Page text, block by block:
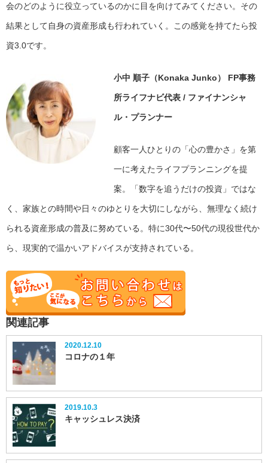
会のどのように役立っているのかに目を向けてみてください。その
結果として自身の資産形成も行われていく。この感覚を持てたら投
資3.0です。
小中 順子（Konaka Junko） FP事務
所ライフナビ代表 / ファイナンシャ
ル・プランナー
顧客一人ひとりの「心の豊かさ」を第
一に考えたライフプランニングを提
案。「数字を追うだけの投資」ではな
く、家族との時間や日々のゆとりを大切にしながら、無理なく続け
られる資産形成の普及に努めている。特に30代〜50代の現役世代か
ら、現実的で温かいアドバイスが支持されている。
関連記事
2020.12.10
コロナの１年
2019.10.3
キャッシュレス決済